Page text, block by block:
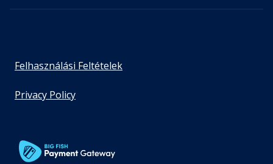
Felhasználási Feltételek
Privacy Policy